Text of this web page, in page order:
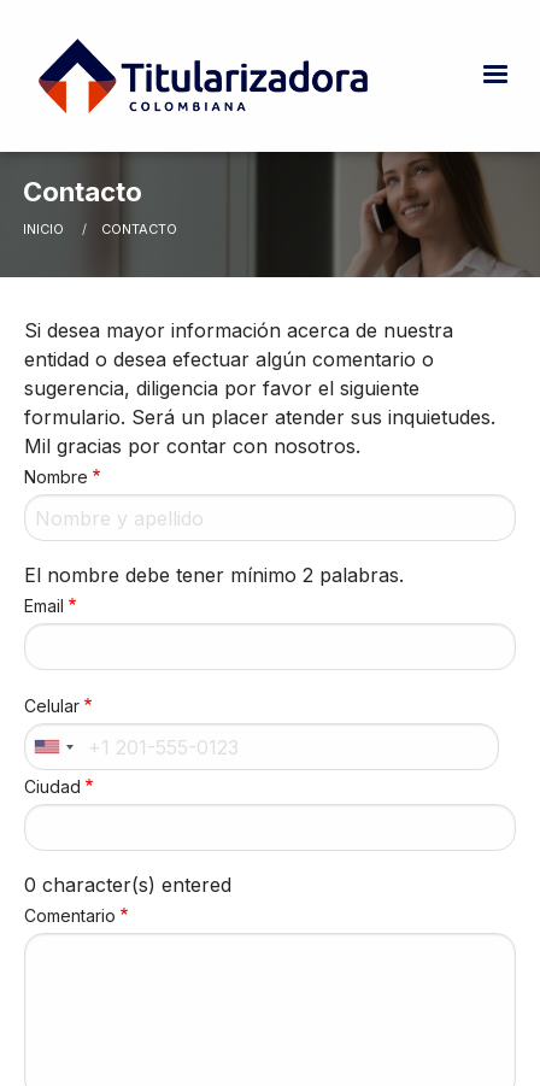
Contacto
Ruta de navegación
INICIO CURRENT:
CONTACTO
Si desea mayor información acerca de nuestra
entidad o desea efectuar algún comentario o
sugerencia, diligencia por favor el siguiente
formulario. Será un placer atender sus inquietudes.
Mil gracias por contar con nosotros.
Nombre
El nombre debe tener mínimo 2 palabras.
Email
Celular
Ciudad
0 character(s) entered
Comentario